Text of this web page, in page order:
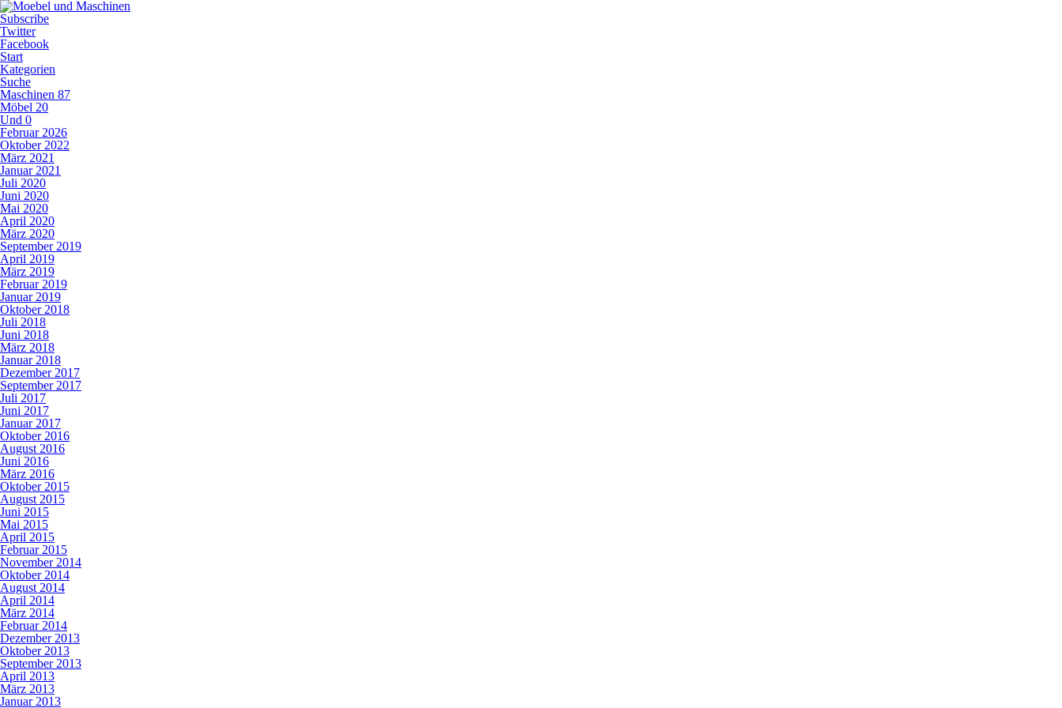
Subscribe
Twitter
Facebook
Start
Kategorien
Suche
Maschinen 87
Möbel 20
Und 0
Februar 2026
Oktober 2022
März 2021
Januar 2021
Juli 2020
Juni 2020
Mai 2020
April 2020
März 2020
September 2019
April 2019
März 2019
Februar 2019
Januar 2019
Oktober 2018
Juli 2018
Juni 2018
März 2018
Januar 2018
Dezember 2017
September 2017
Juli 2017
Juni 2017
Januar 2017
Oktober 2016
August 2016
Juni 2016
März 2016
Oktober 2015
August 2015
Juni 2015
Mai 2015
April 2015
Februar 2015
November 2014
Oktober 2014
August 2014
April 2014
März 2014
Februar 2014
Dezember 2013
Oktober 2013
September 2013
April 2013
März 2013
Januar 2013